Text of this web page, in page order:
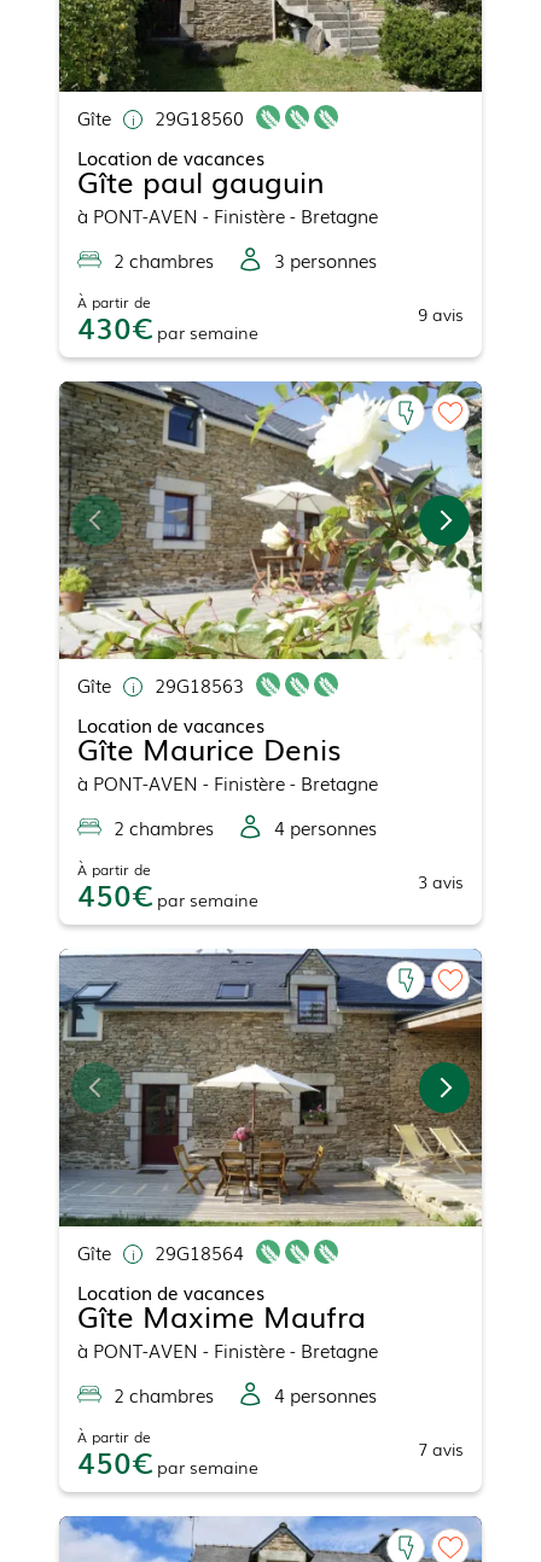
Gîte
29G18560
Location de vacances
Gîte paul gauguin
à PONT-AVEN - Finistère - Bretagne
2 chambres 3 personnes
À partir de
430 par semaine
9 avis
Gîte
29G18563
Location de vacances
Gîte Maurice Denis
à PONT-AVEN - Finistère - Bretagne
2 chambres 4 personnes
À partir de
450 par semaine
3 avis
Gîte
29G18564
Location de vacances
Gîte Maxime Maufra
à PONT-AVEN - Finistère - Bretagne
2 chambres 4 personnes
À partir de
450 par semaine
7 avis